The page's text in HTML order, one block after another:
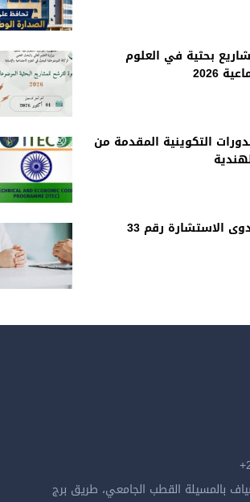
بحثية في العلوم
2026
التكوينية المقدمة من
الاستشارة رقم 33
بالمسيلة القطب الجامعي، طريق برج